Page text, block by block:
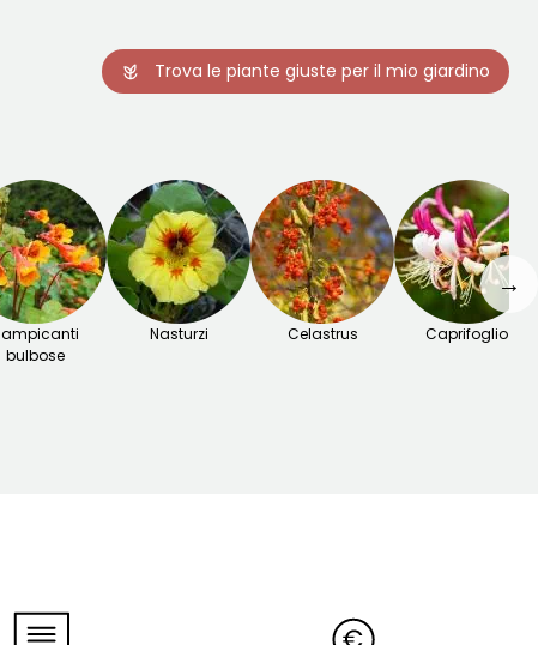
Trova le piante giuste per il mio giardino
bulbose
Nasturzi Celastrus Caprifoglio
→